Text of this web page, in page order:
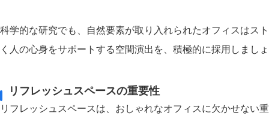
科学的な研究でも、自然要素が取り入れられたオフィスはス
く人の心身をサポートする空間演出を、積極的に採用しまし
リフレッシュスペースの重要性
リフレッシュスペースは、おしゃれなオフィスに欠かせな